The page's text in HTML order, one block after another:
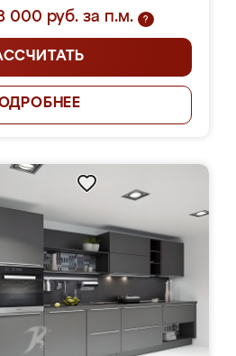
000 руб. за п.м.
?